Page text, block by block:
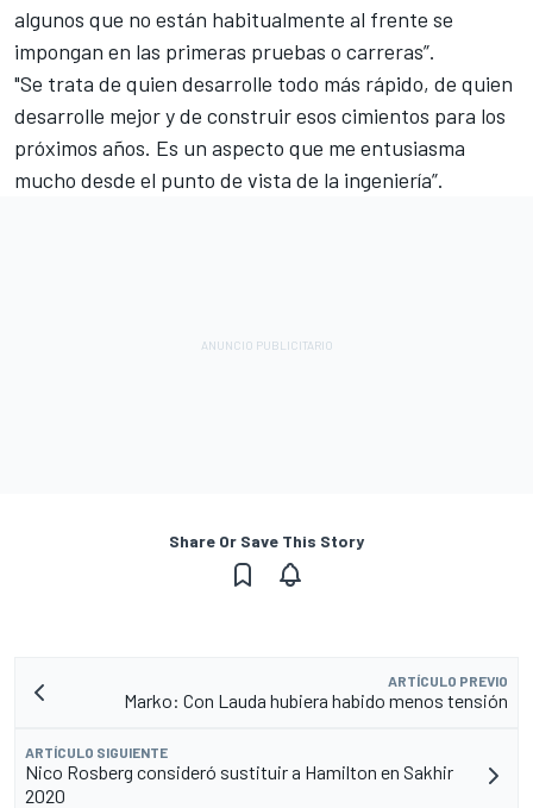
algunos que no están habitualmente al frente se
impongan en las primeras pruebas o carreras”.
"Se trata de quien desarrolle todo más rápido, de quien
desarrolle mejor y de construir esos cimientos para los
próximos años. Es un aspecto que me entusiasma
mucho desde el punto de vista de la ingeniería”.
Share Or Save This Story
ARTÍCULO PREVIO
Marko: Con Lauda hubiera habido menos tensión
ARTÍCULO SIGUIENTE
Nico Rosberg consideró sustituir a Hamilton en Sakhir
2020